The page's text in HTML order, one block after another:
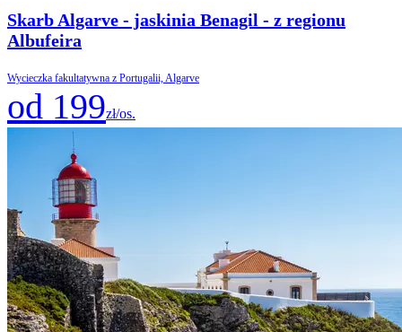
Skarb Algarve - jaskinia Benagil - z regionu
Albufeira
Wycieczka fakultatywna z Portugalii, Algarve
od 199zł/os.